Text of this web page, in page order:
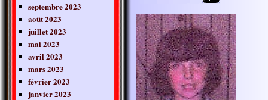
septembre 2023
août 2023
juillet 2023
mai 2023
avril 2023
mars 2023
février 2023
janvier 2023